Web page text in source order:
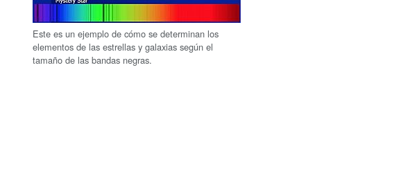
Este es un ejemplo de cómo se determinan los
elementos de las estrellas y galaxias según el
tamaño de las bandas negras.